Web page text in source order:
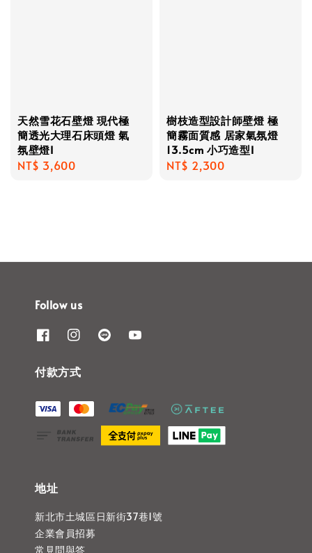
天然雪花石壁燈 現代極
簡透光大理石床頭燈 氣
氛壁燈I
Regular
NT$ 3,600
樹枝造型設計師壁燈 極
簡霧面質感 居家氣氛燈
13.5cm 小巧造型I
Regular
NT$ 2,300
Follow us
付款方式
地址
新北市土城區日新街37巷1號
企業會員招募
常見問與答